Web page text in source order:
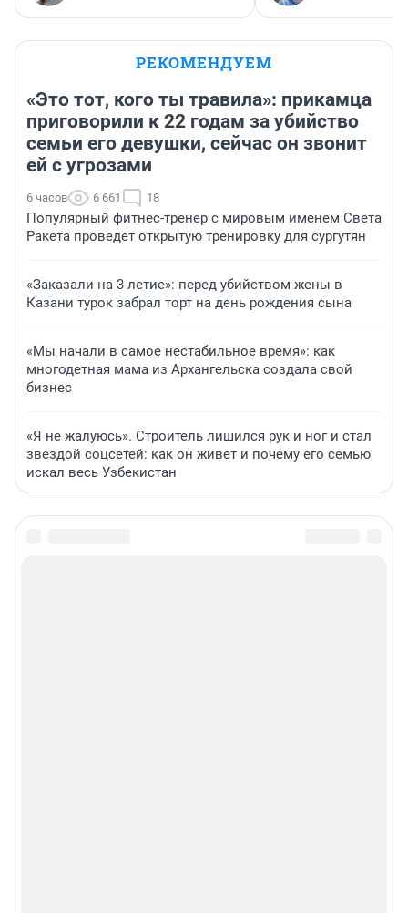
РЕКОМЕНДУЕМ
«Это тот, кого ты травила»: прикамца
приговорили к 22 годам за убийство
семьи его девушки, сейчас он звонит
ей с угрозами
6 часов 6 661 18
Популярный фитнес-тренер с мировым именем Света
Ракета проведет открытую тренировку для сургутян
«Заказали на 3-летие»: перед убийством жены в
Казани турок забрал торт на день рождения сына
«Мы начали в самое нестабильное время»: как
многодетная мама из Архангельска создала свой
бизнес
«Я не жалуюсь». Строитель лишился рук и ног и стал
звездой соцсетей: как он живет и почему его семью
искал весь Узбекистан